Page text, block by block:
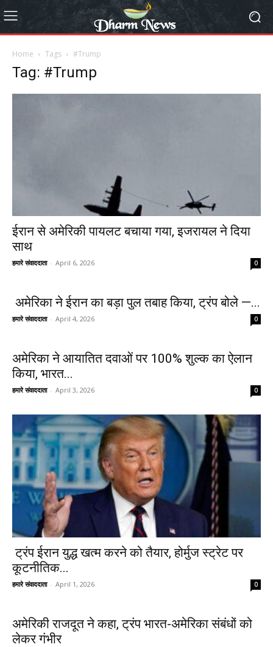
Home Tags #Trump
Tag: #Trump
ईरान से अमेरिकी पायलट बचाया गया, इजरायल ने दिया
साथ
हमारे संवाददाता - April 6, 2026 0
अमेरिका ने ईरान का बड़ा पुल तबाह किया, ट्रंप बोले —...
हमारे संवाददाता - April 4, 2026 0
अमेरिका ने आयातित दवाओं पर 100% शुल्क का ऐलान
किया, भारत...
हमारे संवाददाता - April 3, 2026 0
ट्रंप ईरान युद्ध खत्म करने को तैयार, होर्मुज स्ट्रेट पर
कूटनीतिक...
हमारे संवाददाता - April 1, 2026 0
अमेरिकी राजदूत ने कहा, ट्रंप भारत-अमेरिका संबंधों को
लेकर गंभीर